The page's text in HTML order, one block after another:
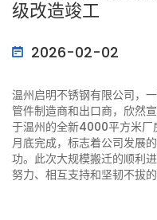
级改造竣工
2026-02-02
温州启明不锈钢有限公司，
管件制造商和出口商，欣然
于温州的全新4000平方米厂
月底完成，标志着公司发展
功。此次大规模搬迁的顺利
努力、相互支持和坚韧不拔